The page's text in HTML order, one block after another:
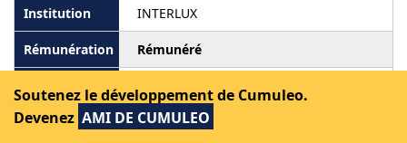
INTERLUX
Rémunéré
Soutenez le développement de Cumuleo.
Devenez AMI DE CUMULEO